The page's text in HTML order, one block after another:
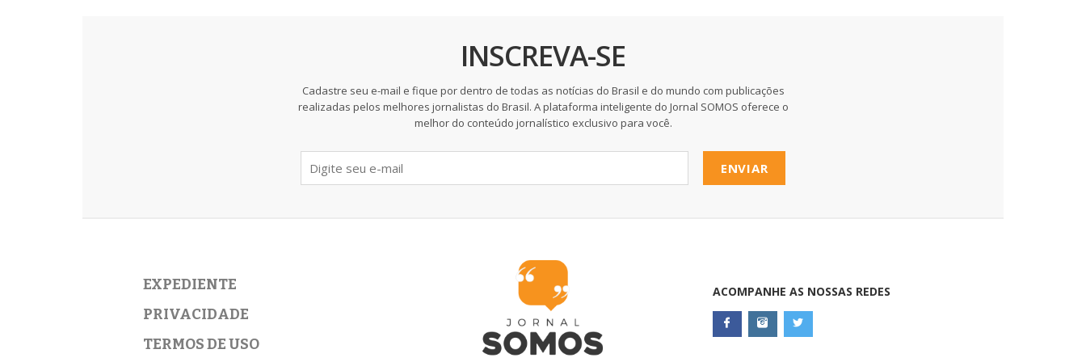
INSCREVA-SE
Cadastre seu e-mail e fique por dentro de todas as notícias do Brasil e do mundo com publicações
realizadas pelos melhores jornalistas do Brasil. A plataforma inteligente do Jornal SOMOS oferece o
melhor do conteúdo jornalístico exclusivo para você.
ENVIAR
EXPEDIENTE
PRIVACIDADE
TERMOS DE USO
ACOMPANHE AS NOSSAS REDES